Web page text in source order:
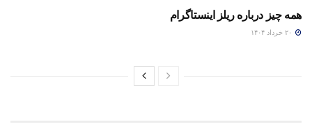
همه چیز درباره ریلز اینستاگرام